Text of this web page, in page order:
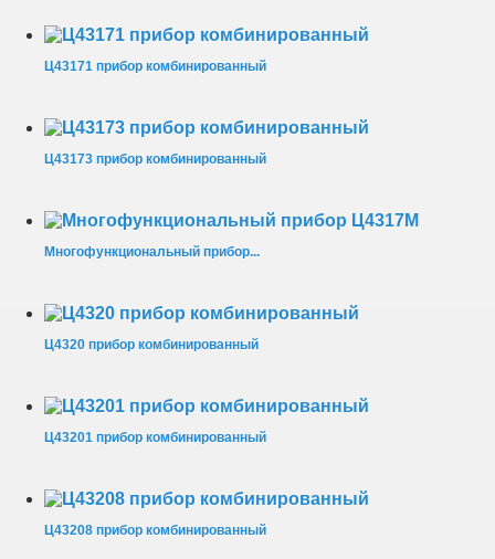
Ц43171 прибор комбинированный
Ц43173 прибор комбинированный
Многофункциональный прибор...
Ц4320 прибор комбинированный
Ц43201 прибор комбинированный
Ц43208 прибор комбинированный